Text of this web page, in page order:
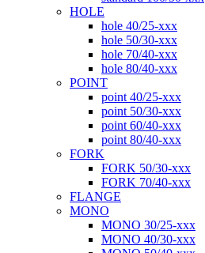
HOLE
hole 40/25-xxx
hole 50/30-xxx
hole 70/40-xxx
hole 80/40-xxx
POINT
point 40/25-xxx
point 50/30-xxx
point 60/40-xxx
point 80/40-xxx
FORK
FORK 50/30-xxx
FORK 70/40-xxx
FLANGE
MONO
MONO 30/25-xxx
MONO 40/30-xxx